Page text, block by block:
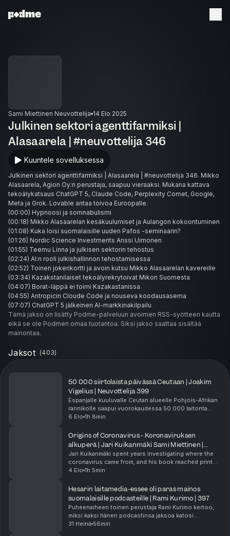
Sami Miettinen Neuvottelija 14 Elo 2025
Julkinen sektori agenttifarmiksi |
Alasaarela | #neuvottelija 346
Kuuntele sovelluksessa
Julkinen sektori agenttifarmiksi | Alasaarela | #neuvottelija 346. Mikko
Alasaarela, Agion Oy:n perustaja, saapuu vieraaksi. Mukana kattava
tekoälykatsaus ChatGPT 5, Claude Code, Perplexity Comet, Google,
Meta ja Grok. Lovable antaa toivoa Euroopalle.
(00:00) Hypnoosi ja somnabulismi
(00:18) Mikko Alasaarelan kesäkuulumiset ja Aulangon kokoontuminen
(01:08) Kuka loisi suomalaisille uuden Pafos -seminaarin?
(01:26) Nordic Science Investments Anssi Uimonen
(01:55) Teemu Linna ja julkisen sektorin tehostus
(02:24) AI:n rooli julkishallinnon tehostamisessa
(02:52) Toinen jokerikortti ja avoin kutsu Mikko Alasaarelan kavereille
(03:34) Kazakstanilaiset tekoälyrekrytoivat Mikon Suomesta
(04:07) Borat-läppä ei toimi Kazakastanissa
(04:55) Antropicin Cloude Code ja nouseva koodausasema
(07:07) ChatGPT 5 jälkeinen AI-markkinakilpailu
(09:39) Tranlinkin Sales Manago - Leadoo yrityskauppa
(11:41) Elon Muskin liikkeet ja Perplexityn Cloudflare-skandaali
(16:00) Perplexityn Comet-selain voi olla uusi Netscape
(20:44) AI koulutusalustana ja sirutuotanto USA:ssa
(24:59) ChatGPT-5 päivitys ja MS Copilotin kehitys
(29:25) Kuluttajaystävällinen lähestymistapa kehitystyöhön
(31:51) Uusi käyttäjäkunta ja kehitysympäristöt
(34:06) Lovable, agenttialustat ja governance
(36:07) Kolme tasoa datasta ihmisiin
(38:27) Agenttikerroksen laajeneminen ja haasteet
(40:28) SaaS-mallien arvostukset ja vertikaalit
(42:35) Kansanedustajien teknologian ymmärryksen taso
(44:29) Suomi edellä tekoälytuottavuuden hyödyntämisessä
(46:34) Samin 3D-malli tekoälyaikana - 100x tehokkuus
(50:35) Tekoälysupersankarien käsittämätön arvo markkinoilla
(50:57) Agion Agentti-governancen rakentaminen ja luottamusmalli
(52:50) Flywheel-malli ja agenttien autonomia
Sisäpiirijaksossa Mikko Alasaarela muistelee uransa hullua nousukiitoa
Tämä jakso on lisätty Podme-palveluun avoimen RSS-syötteen kautta
eikä se ole Podmen omaa tuotantoa. Siksi jakso saattaa sisältää
mainontaa.
Jaksot (403)
50 000 siirtolaista päivässä Ceutaan | Joakim
Vigelius | Neuvottelija 399
Espanjalle kuuluvalle Ceutan alueelle Pohjois-Afrikan
rannikolle saapui vuorokaudessa 50 000 laitonta
siirtolaista, ja tapahtuma sai eurooppalaiset päättäjät
6 Elo 1h 8min
Origins of Coronavirus - Koronaviruksen
alkuperä | Jari Kuikanmäki Sami Miettinen |
Neuvottelija 398
Jari Kuikanmäki spent years investigating where the
coronavirus came from, and his book reached print
just weeks before Anthony Fauci pleaded the fifth
4 Elo 1h 5min
Hesarin laitamedia-essee oli paras mainos
suomalaisille podcasteille | Rami Kurimo | 397
Puheenaiheen toinen perustaja Rami Kurimo kertoo,
miksi kaksi hänen podcastinsa jaksoa katosi
YouTubesta Euroopassa juuri silloin kun CSAM chat
31 Heinä 56min